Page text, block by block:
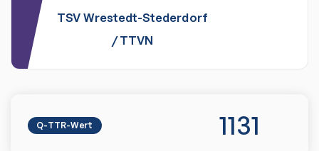
TSV Wrestedt-Stederdorf
/TTVN
Q-TTR-Wert 1131